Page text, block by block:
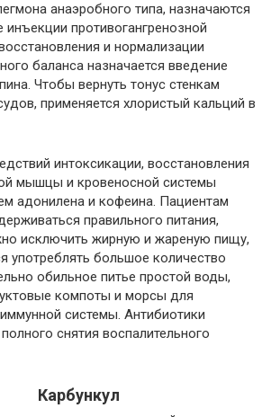
анаэробного типа, назначаются
противогангренозной
и нормализации
баланса назначается введение
Чтобы вернуть тонус стенкам
применяется хлористый кальций в
интоксикации, восстановления
мышцы и кровеносной системы
адонилена и кофеина. Пациентам
правильного питания,
исключить жирную и жареную пищу,
употреблять большое количество
обильное питье простой воды,
компоты и морсы для
системы. Антибиотики
снятия воспалительного
Карбункул